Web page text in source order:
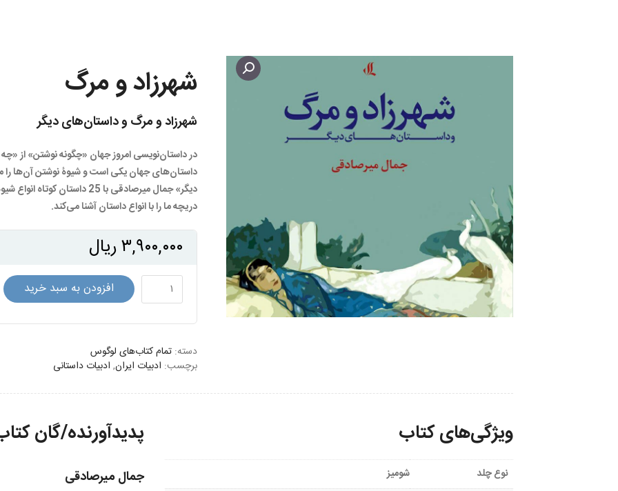
شهرزاد و مرگ
شهرزاد و مرگ و داستان‌های دیگر
در داستان‌نویسی امروز جهان «چگونه نوشتن» از
داستان‌های جهان یکی است و شیوۀ نوشتن آن‌ها را
دیگر» جمال میرصادقی با 25
دریچه ما را با انواع داستان آشنا می‌کند.
۳,۹۰۰,۰۰۰ ریال
شهرزاد
و
افزودن به سبد خرید
دسته: تمام کتاب‌های لوگوس
برچسب: ادبیات ایران, ادبیات داستانی
ویژگی‌های کتاب
نوع چلد
شومیز
پدیدآورنده/گان
جمال میرصادقی